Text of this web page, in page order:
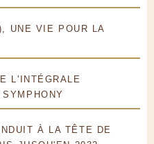
UNE VIE POUR LA
L'INTÉGRALE
À LA TÊTE DE